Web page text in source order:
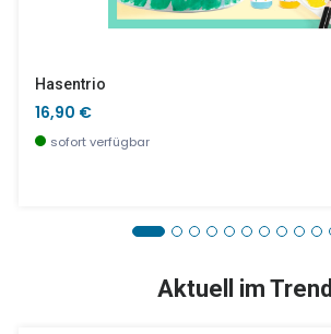
Hasentrio
16,90 €
sofort verfügbar
Aktuell im Trend